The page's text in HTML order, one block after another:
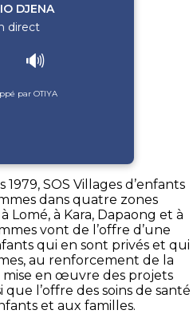
DJENA
direct
🔊
par OTIYA
1979, SOS Villages d’enfants
dans quatre zones
Lomé, à Kara, Dapaong et à
vont de l’offre d’une
qui en sont privés et qui
au renforcement de la
mise en œuvre des projets
l’offre des soins de santé
et aux familles.